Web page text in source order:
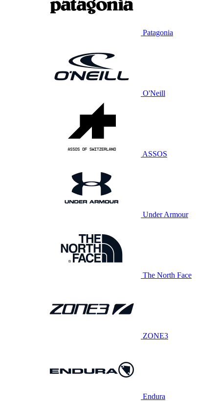
Patagonia
O'Neill
ASSOS
Under Armour
The North Face
ZONE3
Endura